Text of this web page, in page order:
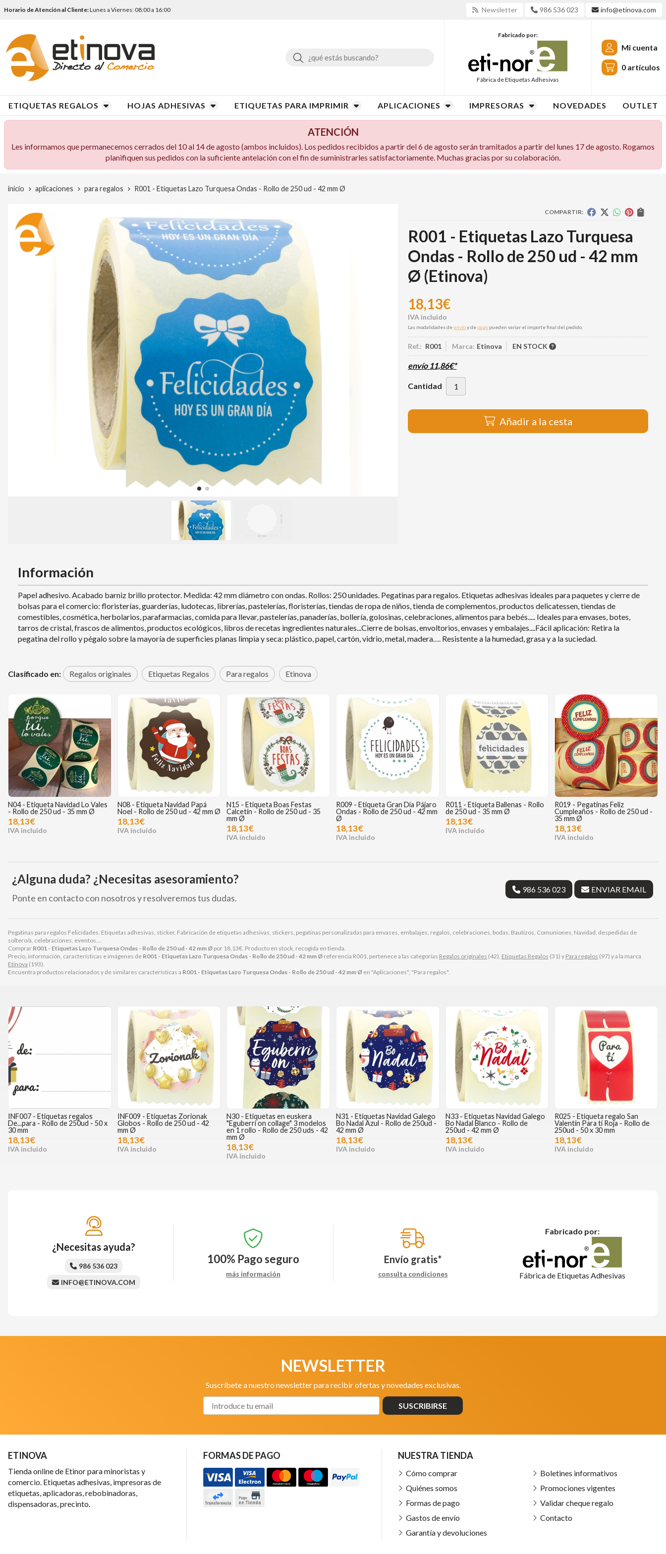
Horario de Atención al Cliente:Lunes a Viernes: 08:00 a 16:00 Newsletter 986 536 023 info@etinova.com
Buscar
Fabricado por:
Fábrica de Etiquetas Adhesivas
Mi cuenta
0 artículos
ETIQUETAS REGALOS HOJAS ADHESIVAS ETIQUETAS PARA IMPRIMIR APLICACIONES IMPRESORAS NOVEDADES OUTLET
ATENCIÓN
Les informamos que permanecemos cerrados del 10 al 14 de agosto (ambos incluidos). Los pedidos recibidos a partir del 6 de agosto serán tramitados a partir del lunes 17 de agosto. Rogamos
planifiquen sus pedidos con la suficiente antelación con el fin de suministrarles satisfactoriamente. Muchas gracias por su colaboración.
inicio aplicaciones para regalos R001 - Etiquetas Lazo Turquesa Ondas - Rollo de 250 ud - 42 mm Ø
COMPARTIR:
R001 - Etiquetas Lazo Turquesa
Ondas - Rollo de 250 ud - 42 mm
Ø (Etinova)
18,13€
Las modalidades de envíoy de pago pueden variar el importe final del pedido.
Ref.: R001 Marca: Etinova EN STOCK
envío 11,86€*
Cantidad
Añadir a la cesta
Pegatinas para regalos Felicidades. Etiquetas adhesivas, sticker. Fabricación de etiquetas adhesivas, stickers, pegatinas personalizadas para envases, embalajes, regalos, celebraciones, bodas, Bautizos, Comuniones, Navidad, despedidas de
soltero/a, celebraciones, eventos....
Comprar R001 - Etiquetas Lazo Turquesa Ondas - Rollo de 250 ud - 42 mm Ø por 18,13€ . Producto en stock, recogida en tienda.
Precio, información, características e imágenes de R001 - Etiquetas Lazo Turquesa Ondas - Rollo de 250 ud - 42 mm Ø referencia R001, pertenece a las categorías Regalos originales (42), Etiquetas Regalos (31) y Para regalos (97) y a la marca
Etinova (193).
Encuentra productos relacionados y de similares características a R001 - Etiquetas Lazo Turquesa Ondas - Rollo de 250 ud - 42 mm Ø en "Aplicaciones", "Para regalos".
Información
Papel adhesivo. Acabado barniz brillo protector. Medida: 42 mm diámetro con ondas. Rollos: 250 unidades. Pegatinas para regalos. Etiquetas adhesivas ideales para paquetes y cierre de
bolsas para el comercio: floristerías, guarderías, ludotecas, librerías, pastelerías, floristerías, tiendas de ropa de niños, tienda de complementos, productos delicatessen, tiendas de
comestibles, cosmética, herbolarios, parafarmacias, comida para llevar, pastelerías, panaderías, bollería, golosinas, celebraciones, alimentos para bebés..... Ideales para envases, botes,
tarros de cristal, frascos de alimentos, productos ecológicos, libros de recetas ingredientes naturales...Cierre de bolsas, envoltorios, envases y embalajes....Fácil aplicación: Retira la
pegatina del rollo y pégalo sobre la mayoría de superficies planas limpia y seca: plástico, papel, cartón, vidrio, metal, madera…. Resistente a la humedad, grasa y a la suciedad.
Clasificado en: Regalos originales Etiquetas Regalos Para regalos Etinova
N04 - Etiqueta Navidad Lo Vales
- Rollo de 250 ud - 35 mm Ø
18,13€
N08 - Etiqueta Navidad Papá
Noel - Rollo de 250 ud - 42 mm Ø
18,13€
N15 - Etiqueta Boas Festas
Calcetín - Rollo de 250 ud - 35
mm Ø
18,13€
R009 - Etiqueta Gran Día Pájaro
Ondas - Rollo de 250 ud - 42 mm
Ø
18,13€
R011 - Etiqueta Ballenas - Rollo
de 250 ud - 35 mm Ø
18,13€
R019 - Pegatinas Feliz
Cumpleaños - Rollo de 250 ud -
35 mm Ø
18,13€
¿Alguna duda? ¿Necesitas asesoramiento?
Ponte en contacto con nosotros y resolveremos tus dudas.
986 536 023 ENVIAR EMAIL
INF007 - Etiquetas regalos
De...para - Rollo de 250ud - 50 x
30 mm
18,13€
INF009 - Etiquetas Zorionak
Globos - Rollo de 250 ud - 42
mm Ø
18,13€
N30 - Etiquetas en euskera
"Eguberri on collage" 3 modelos
en 1 rollo - Rollo de 250 uds - 42
mm Ø
18,13€
N31 - Etiquetas Navidad Galego
Bo Nadal Azul - Rollo de 250ud -
42 mm Ø
18,13€
N33 - Etiquetas Navidad Galego
Bo Nadal Blanco - Rollo de
250ud - 42 mm Ø
18,13€
R025 - Etiqueta regalo San
Valentín Para tí Roja - Rollo de
250ud - 50 x 30 mm
18,13€
¿Necesitas ayuda?
986 536 023
INFO@ETINOVA.COM
100% Pago seguro
más información
Envío gratis*
consulta condiciones
Fabricado por:
Fábrica de Etiquetas Adhesivas
NEWSLETTER
Suscríbete a nuestro newsletter para recibir ofertas y novedades exclusivas.
SUSCRIBIRSE
ETINOVA
Tienda online de Etinor para minoristas y
comercio. Etiquetas adhesivas, impresoras de
etiquetas, aplicadoras, rebobinadoras,
dispensadoras, precinto.
FORMAS DE PAGO NUESTRA TIENDA
Cómo comprar
Quiénes somos
Formas de pago
Gastos de envío
Garantía y devoluciones
Boletines informativos
Promociones vigentes
Validar cheque regalo
Contacto